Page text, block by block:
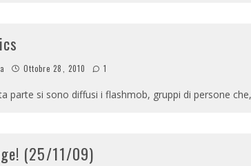
Ottobre 28, 2010 1
parte si sono diffusi i flashmob, gruppi di persone
(25/11/09)